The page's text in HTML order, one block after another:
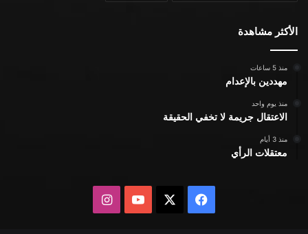
الأكثر مشاهدة
منذ 5 ساعات
مهددين بالإعدام
منذ يوم واحد
الاعتقال جريمة لا تخفي الحقيقة
منذ 3 أيام
معتقلات الرأي
فيسبوك يوتيوبانستقرام